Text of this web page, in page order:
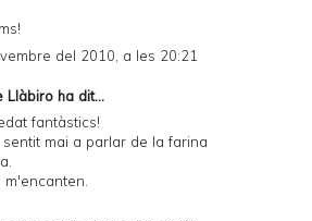
del 2010, a les 20:21
Llàbiro ha dit...
fantàstics!
sentit mai a parlar de la farina
m'encanten.